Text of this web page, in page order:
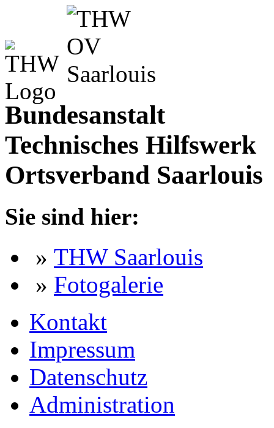
Bundesanstalt
Technisches Hilfswerk
Ortsverband Saarlouis
Sie sind hier:
» THW Saarlouis
» Fotogalerie
Kontakt
Impressum
Datenschutz
Administration